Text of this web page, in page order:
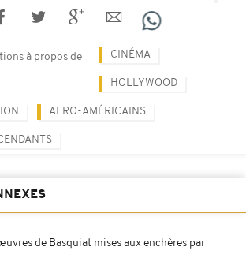
à propos de CINÉMA
HOLLYWOOD
AFRO-AMÉRICAINS
de Basquiat mises aux enchères par